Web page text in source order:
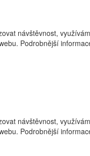
návštěvnost,
Podrobnější
návštěvnost,
Podrobnější